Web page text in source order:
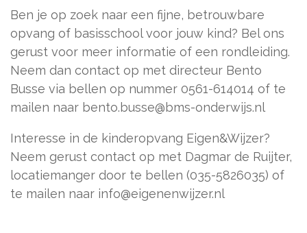
Ben je op zoek naar een fijne, betrouwbare
opvang of basisschool voor jouw kind? Bel ons
gerust voor meer informatie of een rondleiding.
Neem dan contact op met directeur Bento
Busse via bellen op nummer 0561-614014 of te
mailen naar bento.busse@bms-onderwijs.nl
Interesse in de kinderopvang Eigen&Wijzer?
Neem gerust contact op met Dagmar de Ruijter,
locatiemanger door te bellen (035-5826035) of
te mailen naar info@eigenenwijzer.nl